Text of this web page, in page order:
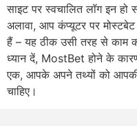
साइट पर स्वचालित लॉग इन
अलावा, आप कंप्यूटर पर
हैं – यह ठीक उसी तरह से काम
ध्यान दें, MostBet होने के
एक, आपके अपने तथ्यों को आपकी
चाहिए।